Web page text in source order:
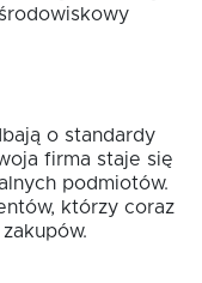
o standardy
firma staje się
podmiotów.
którzy coraz